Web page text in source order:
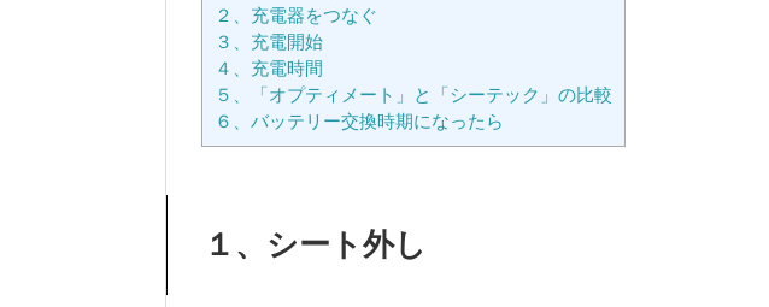
２、充電器をつなぐ
３、充電開始
４、充電時間
５、「オプティメート」と「シーテック」の比較
６、バッテリー交換時期になったら
１、シート外し